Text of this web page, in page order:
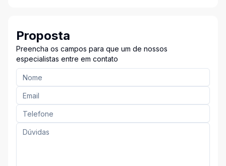
Proposta
Preencha os campos para que um de nossos
especialistas entre em contato